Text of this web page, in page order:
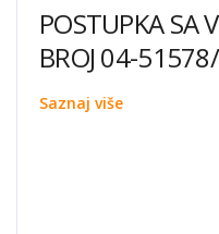
POSTUPKA SA
BROJ 04-
Saznaj više